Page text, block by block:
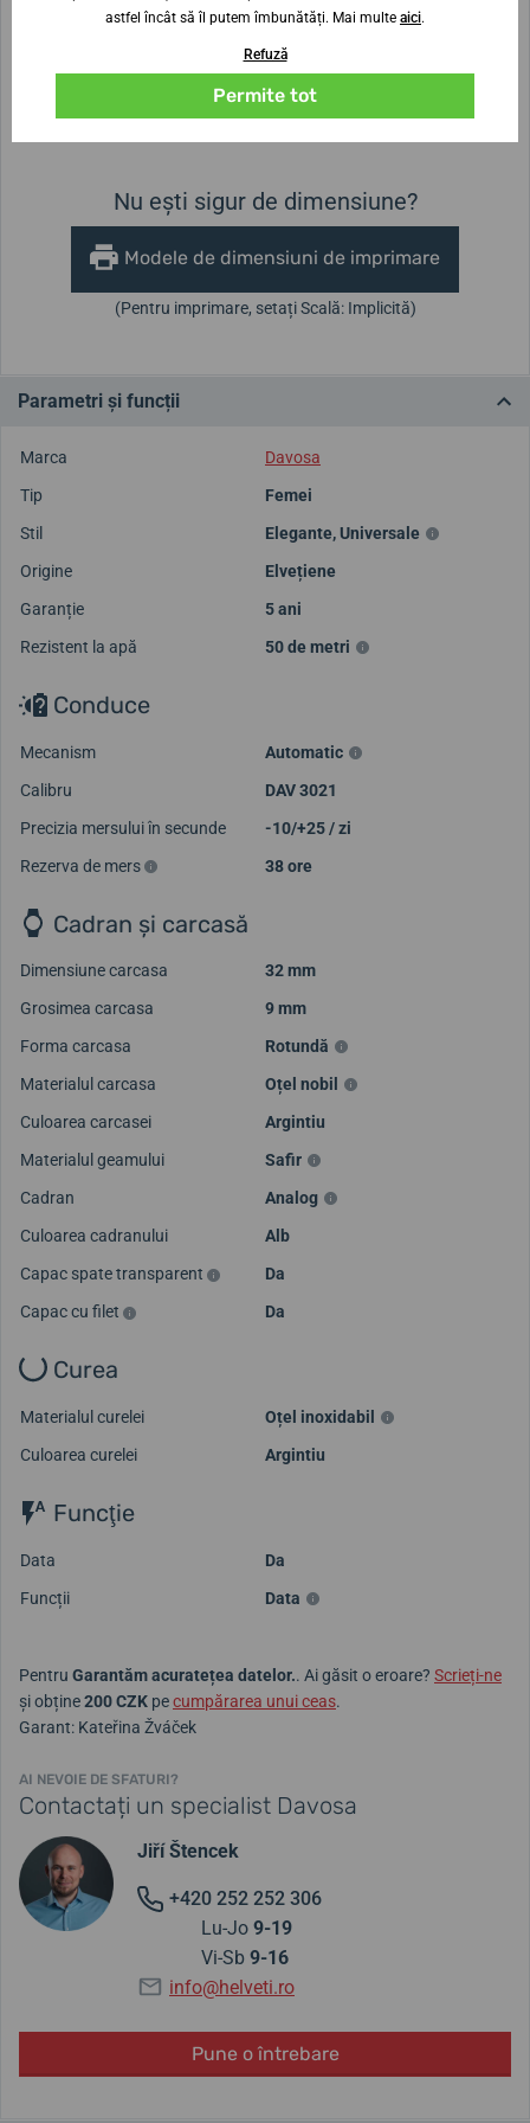
Nu ești sigur de dimensiune?
Modele de dimensiuni de imprimare
(Pentru imprimare, setați Scală: Implicită)
Parametri și funcții
Marca
Davosa
Tip
Femei
Stil
Elegante,Universale
Origine
Elvețiene
Garanție
5 ani
Rezistent la apă
50 de metri
Conduce
Mecanism
Automatic
Calibru
DAV 3021
Precizia mersului în secunde
-10/+25 / zi
Rezerva de mers
38 ore
Cadran și carcasă
Dimensiune carcasa
32 mm
Grosimea carcasa
9 mm
Forma carcasa
Rotundă
Materialul carcasa
Oțel nobil
Culoarea carcasei
Argintiu
Materialul geamului
Safir
Cadran
Analog
Culoarea cadranului
Alb
Capac spate transparent
Da
Capac cu filet
Da
Curea
Materialul curelei
Oțel inoxidabil
Culoarea curelei
Argintiu
Funcţie
Data
Da
Funcții
Data
Pentru Garantăm acuratețea datelor.. Ai găsit o eroare? Scrieți-ne
și obține200 CZK pecumpărarea unui ceas.
Garant: Kateřina Žváček
AI NEVOIE DE SFATURI?
Contactați un specialist Davosa
Jiří Štencek
+420 252 252 306
Lu-Jo 9-19
Vi-Sb 9-16
info@helveti.ro
Pune o întrebare
astfel încât să îl putem îmbunătăți. Mai multe aici.
Refuză
Permite tot